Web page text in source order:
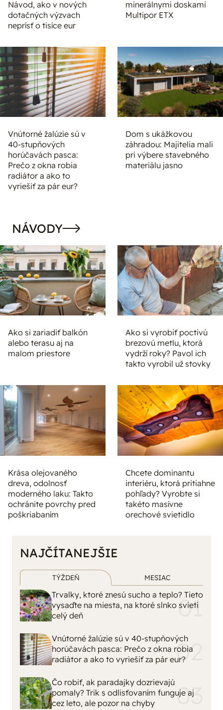
Návod, ako v nových
dotačných výzvach
neprísť o tisíce eur
minerálnymi doskami
Multipor ETX
Vnútorné žalúzie sú v
40-stupňových
horúčavách pasca:
Prečo z okna robia
radiátor a ako to
vyriešiť za pár eur?
Dom s ukážkovou
záhradou: Majitelia mali
pri výbere stavebného
materiálu jasno
NÁVODY
Ako si zariadiť balkón
alebo terasu aj na
malom priestore
Ako si vyrobiť poctivú
brezovú metlu, ktorá
vydrží roky? Pavol ich
takto vyrobil už stovky
Krása olejovaného
dreva, odolnosť
moderného laku: Takto
ochránite povrchy pred
poškriabaním
Chcete dominantu
interiéru, ktorá pritiahne
pohľady? Vyrobte si
takéto masívne
orechové svietidlo
NAJČÍTANEJŠIE
TÝŽDEŇ MESIAC
Trvalky, ktoré znesú sucho a teplo? Tieto
vysaďte na miesta, na ktoré slnko svieti
celý deň
Vnútorné žalúzie sú v 40-stupňových
horúčavách pasca: Prečo z okna robia
radiátor a ako to vyriešiť za pár eur?
Čo robiť, ak paradajky dozrievajú
pomaly? Trik s odlisťovaním funguje aj
cez leto, ale pozor na chyby